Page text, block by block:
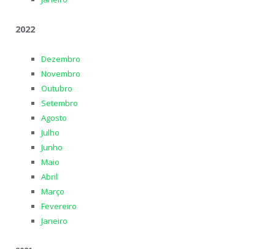
2022
Dezembro
Novembro
Outubro
Setembro
Agosto
Julho
Junho
Maio
Abril
Março
Fevereiro
Janeiro